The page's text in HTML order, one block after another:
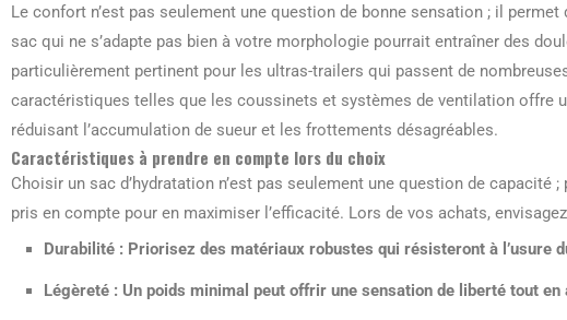
Le confort n’est pas seulement une question de bonne sensation ; il permet
sac qui ne s’adapte pas bien à votre morphologie pourrait entraîner des
particulièrement pertinent pour les ultras-trailers qui passent de
caractéristiques telles que les coussinets et systèmes de ventilation offre
réduisant l’accumulation de sueur et les frottements désagréables.
Caractéristiques à prendre en compte lors du choix
Choisir un sac d’hydratation n’est pas seulement une question de capacité
pris en compte pour en maximiser l’efficacité. Lors de vos achats,
Durabilité : Priorisez des matériaux robustes qui résisteront à l’usure
Légèreté : Un poids minimal peut offrir une sensation de liberté tout